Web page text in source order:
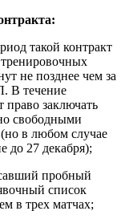
такой контракт
не позднее чем за
В течение
право заключать
свободными
в любом случае
до 27 декабря);
пробный
список
в трех матчах;